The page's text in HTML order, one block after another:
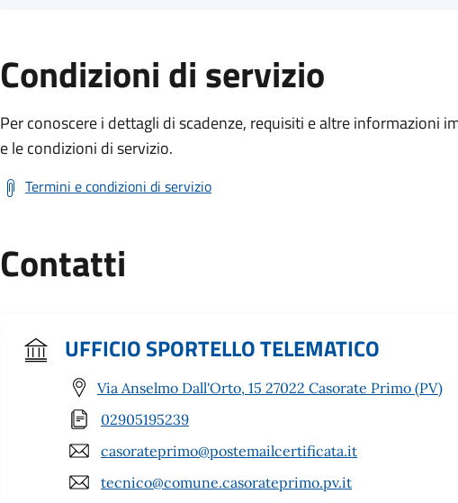
Condizioni di servizio
Per conoscere i dettagli di scadenze, requisiti e altre informazioni
e le condizioni di servizio.
Termini e condizioni di servizio
Contatti
UFFICIO SPORTELLO TELEMATICO
Via Anselmo Dall'Orto, 15 27022 Casorate Primo (PV)
02905195239
casorateprimo@postemailcertificata.it
tecnico@comune.casorateprimo.pv.it